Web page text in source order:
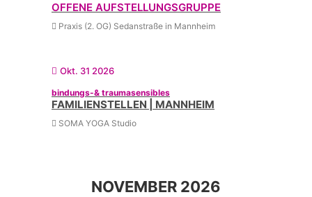
OFFENE AUFSTELLUNGSGRUPPE
Praxis (2. OG) Sedanstraße in Mannheim
Okt. 31 2026
bindungs-& traumasensibles
FAMILIENSTELLEN | MANNHEIM
SOMA YOGA Studio
NOVEMBER 2026